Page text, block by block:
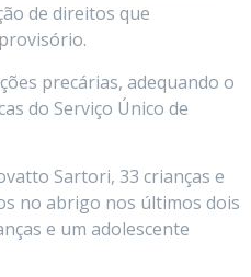
de direitos que
precárias, adequando o
do Serviço Único de
Sartori, 33 crianças e
no abrigo nos últimos dois
e um adolescente